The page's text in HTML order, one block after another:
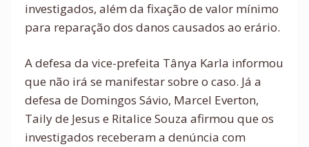
investigados, além da fixação de valor mínimo
para reparação dos danos causados ao erário.
A defesa da vice-prefeita Tânya Karla informou
que não irá se manifestar sobre o caso. Já a
defesa de Domingos Sávio, Marcel Everton,
Taily de Jesus e Ritalice Souza afirmou que os
investigados receberam a denúncia com